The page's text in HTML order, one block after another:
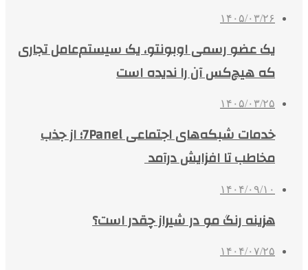
۱۴۰۵/۰۳/۲۶
یک عضو رسمی اوبونتو، یک سیستم‌عامل تجاری
که هیچ‌کس آن را ندیده است
۱۴۰۵/۰۳/۲۵
خدمات شبکه‌های اجتماعی 7Panel؛ از جذب
مخاطب تا افزایش درآمد
۱۴۰۴/۰۹/۱۰
هزینه رنگ مو در شیراز چقدر است؟
۱۴۰۴/۰۷/۲۵